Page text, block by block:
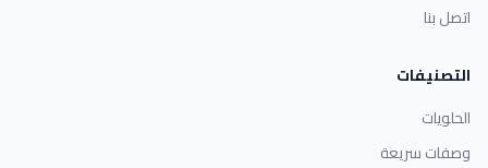
اتصل بنا
التصنيفات
الحلويات
وصفات سريعة